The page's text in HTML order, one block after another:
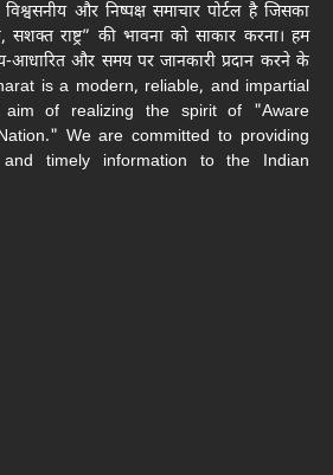
और निष्पक्ष समाचार पोर्टल है जिसका
राष्ट्र” की भावना को साकार करना। हम
आधारित और समय पर जानकारी प्रदान करने के
is a modern, reliable, and impartial
of realizing the spirit of "Aware
We are committed to providing
and timely information to the Indian